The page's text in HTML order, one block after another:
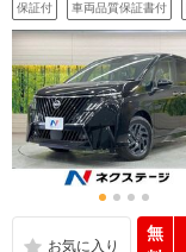
保証付 車両品質保証書付
無